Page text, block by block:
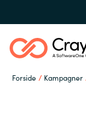
Forside Kampagner